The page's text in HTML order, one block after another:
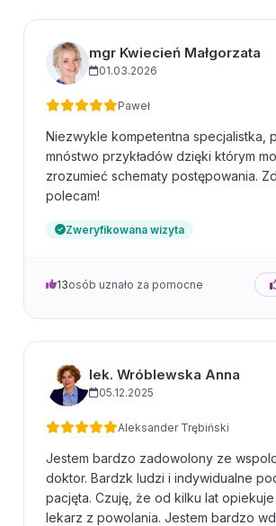
mgr Kwiecień Małgorzata
01.03.2026
Paweł
Niezwykle kompetentna specjalistka,
mnóstwo przykładów dzięki którym
zrozumieć schematy postępowania.
polecam!
Zweryfikowana wizyta
13osób uznało za pomocne
lek. Wróblewska Anna
05.12.2025
Aleksander Trębiński
Jestem bardzo zadowolony ze
doktor. Bardzk ludzi i indywidualne
pacjęta. Czuję, że od kilku lat opiekuje
lekarz z powolania. Jestem bardzo